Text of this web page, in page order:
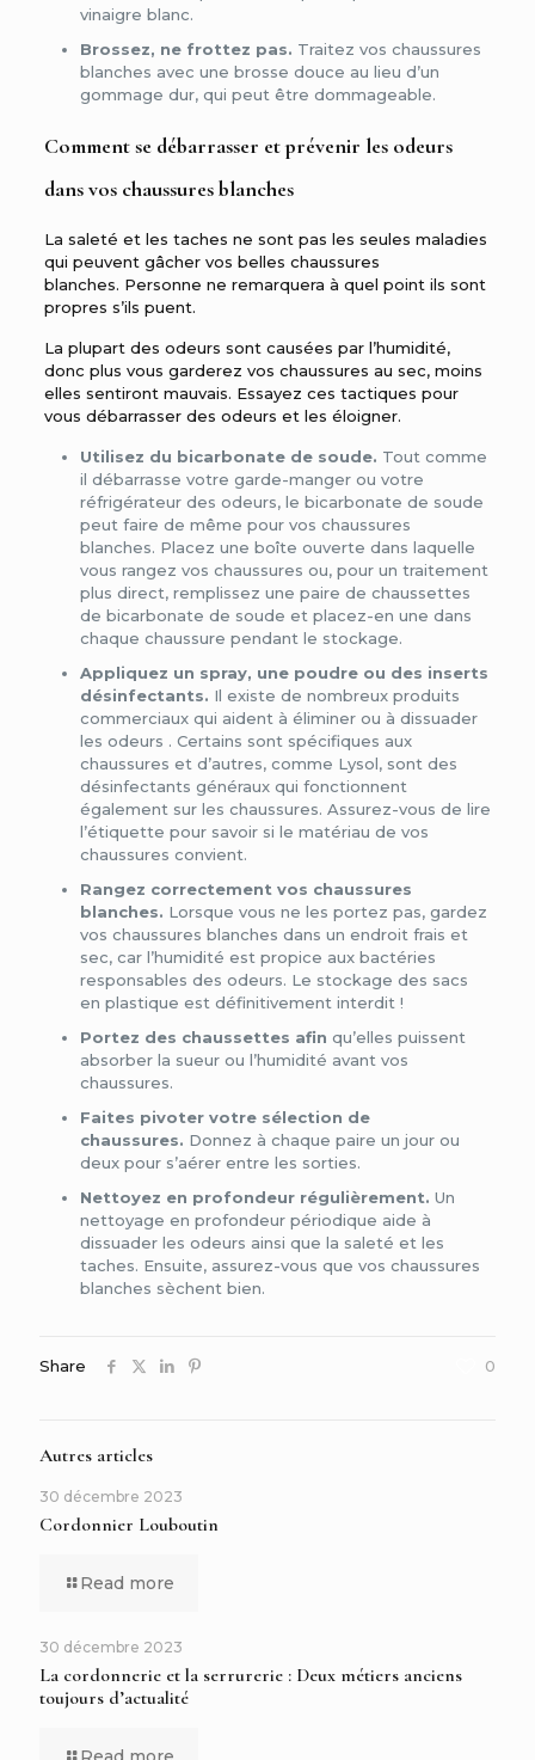
vinaigre blanc.
Brossez, ne frottez pas. Traitez vos chaussures
blanches avec une brosse douce au lieu d’un
gommage dur, qui peut être dommageable.
Comment se débarrasser et prévenir les odeurs
dans vos chaussures blanches
La saleté et les taches ne sont pas les seules maladies
qui peuvent gâcher vos belles chaussures
blanches. Personne ne remarquera à quel point ils sont
propres s’ils puent.
La plupart des odeurs sont causées par l’humidité,
donc plus vous garderez vos chaussures au sec, moins
elles sentiront mauvais. Essayez ces tactiques pour
vous débarrasser des odeurs et les éloigner.
Utilisez du bicarbonate de soude. Tout comme
il débarrasse votre garde-manger ou votre
réfrigérateur des odeurs, le bicarbonate de soude
peut faire de même pour vos chaussures
blanches. Placez une boîte ouverte dans laquelle
vous rangez vos chaussures ou, pour un traitement
plus direct, remplissez une paire de chaussettes
de bicarbonate de soude et placez-en une dans
chaque chaussure pendant le stockage.
Appliquez un spray, une poudre ou des inserts
désinfectants. Il existe de nombreux produits
commerciaux qui aident à éliminer ou à dissuader
les odeurs . Certains sont spécifiques aux
chaussures et d’autres, comme Lysol, sont des
désinfectants généraux qui fonctionnent
également sur les chaussures. Assurez-vous de lire
l’étiquette pour savoir si le matériau de vos
chaussures convient.
Rangez correctement vos chaussures
blanches. Lorsque vous ne les portez pas, gardez
vos chaussures blanches dans un endroit frais et
sec, car l’humidité est propice aux bactéries
responsables des odeurs. Le stockage des sacs
en plastique est définitivement interdit !
Portez des chaussettes afin qu’elles puissent
absorber la sueur ou l’humidité avant vos
chaussures.
Faites pivoter votre sélection de
chaussures. Donnez à chaque paire un jour ou
deux pour s’aérer entre les sorties.
Nettoyez en profondeur régulièrement. Un
nettoyage en profondeur périodique aide à
dissuader les odeurs ainsi que la saleté et les
taches. Ensuite, assurez-vous que vos chaussures
blanches sèchent bien.
Share 0
Autres articles
30 décembre 2023
Cordonnier Louboutin
Read more
30 décembre 2023
La cordonnerie et la serrurerie : Deux métiers anciens
toujours d’actualité